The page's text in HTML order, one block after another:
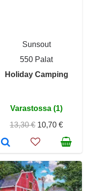
Sunsout
550 Palat
Holiday Camping
Varastossa (1)
13,30 € 10,70 €